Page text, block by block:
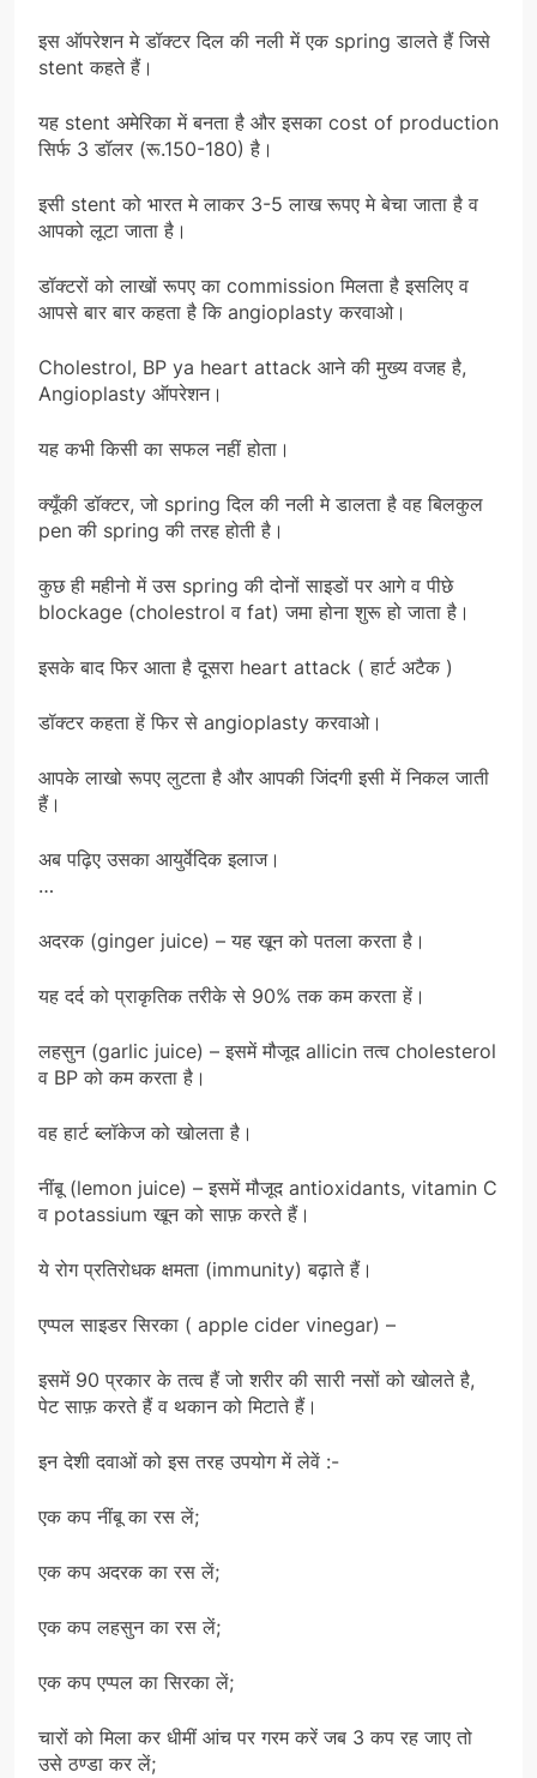
इस ऑपरेशन मे डॉक्टर दिल की नली में एक spring डालते हैं जिसे
stent कहते हैं।
यह stent अमेरिका में बनता है और इसका cost of production
सिर्फ 3 डॉलर (रू.150-180) है।
इसी stent को भारत मे लाकर 3-5 लाख रूपए मे बेचा जाता है व
आपको लूटा जाता है।
डॉक्टरों को लाखों रूपए का commission मिलता है इसलिए व
आपसे बार बार कहता है कि angioplasty करवाओ।
Cholestrol, BP ya heart attack आने की मुख्य वजह है,
Angioplasty ऑपरेशन।
यह कभी किसी का सफल नहीं होता।
क्यूँकी डॉक्टर, जो spring दिल की नली मे डालता है वह बिलकुल
pen की spring की तरह होती है।
कुछ ही महीनो में उस spring की दोनों साइडों पर आगे व पीछे
blockage (cholestrol व fat) जमा होना शुरू हो जाता है।
इसके बाद फिर आता है दूसरा heart attack ( हार्ट अटैक )
डॉक्टर कहता हें फिर से angioplasty करवाओ।
आपके लाखो रूपए लुटता है और आपकी जिंदगी इसी में निकल जाती
हैं।
अब पढ़िए उसका आयुर्वेदिक इलाज।
…
अदरक (ginger juice) – यह खून को पतला करता है।
यह दर्द को प्राकृतिक तरीके से 90% तक कम करता हें।
लहसुन (garlic juice) – इसमें मौजूद allicin तत्व cholesterol
व BP को कम करता है।
वह हार्ट ब्लॉकेज को खोलता है।
नींबू (lemon juice) – इसमें मौजूद antioxidants, vitamin C
व potassium खून को साफ़ करते हैं।
ये रोग प्रतिरोधक क्षमता (immunity) बढ़ाते हैं।
एप्पल साइडर सिरका ( apple cider vinegar) –
इसमें 90 प्रकार के तत्व हैं जो शरीर की सारी नसों को खोलते है,
पेट साफ़ करते हैं व थकान को मिटाते हैं।
इन देशी दवाओं को इस तरह उपयोग में लेवें :-
एक कप नींबू का रस लें;
एक कप अदरक का रस लें;
एक कप लहसुन का रस लें;
एक कप एप्पल का सिरका लें;
चारों को मिला कर धीमीं आंच पर गरम करें जब 3 कप रह जाए तो
उसे ठण्डा कर लें;